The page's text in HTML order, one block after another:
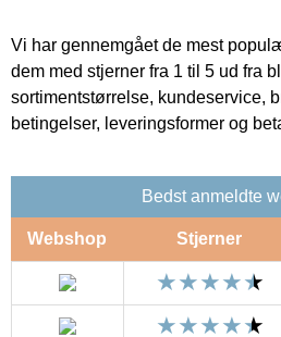
Vi har gennemgået de mest
dem med stjerner fra 1 til 5 ud fra
sortimentstørrelse, kundeservice,
betingelser, leveringsformer og
Bedst anmeldte
Webshop Stjerner